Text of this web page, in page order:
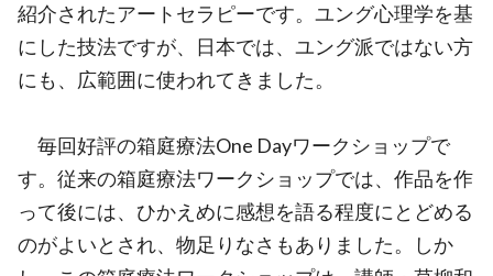
紹介されたアートセラピーです。ユング心理学を基
にした技法ですが、日本では、ユング派ではない方
にも、広範囲に使われてきました。
毎回好評の箱庭療法One Dayワークショップで
す。従来の箱庭療法ワークショップでは、作品を作
って後には、ひかえめに感想を語る程度にとどめる
のがよいとされ、物足りなさもありました。しか